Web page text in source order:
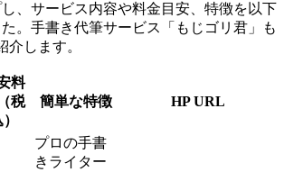
、サービス内容や料金目安、特徴を以下
。手書き代筆サービス「もじゴリ君」も
介します。
料
税
簡単な特徴 HP URL
プロの手書
きライター